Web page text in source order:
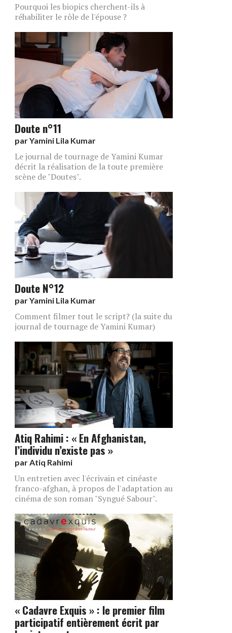
Pourquoi les biopics cherchent-ils à
réhabiliter le rôle de l'épouse ?
Doute n°11
parYamini Lila Kumar
Le journal de tournage de Yamini Kumar
décrit la réalisation de la toute première
scène de "Doutes".
Doute N°12
parYamini Lila Kumar
Comment filmer tout le script? (la suite du
journal de tournage de Yamini Kumar)
Atiq Rahimi : « En Afghanistan,
l’individu n’existe pas »
par Atiq Rahimi
Un entretien avec l'écrivain et cinéaste
franco-afghan, à propos de l'adaptation au
cinéma de son roman "Syngué Sabour".
« Cadavre Exquis » : le premier film
participatif entièrement écrit par